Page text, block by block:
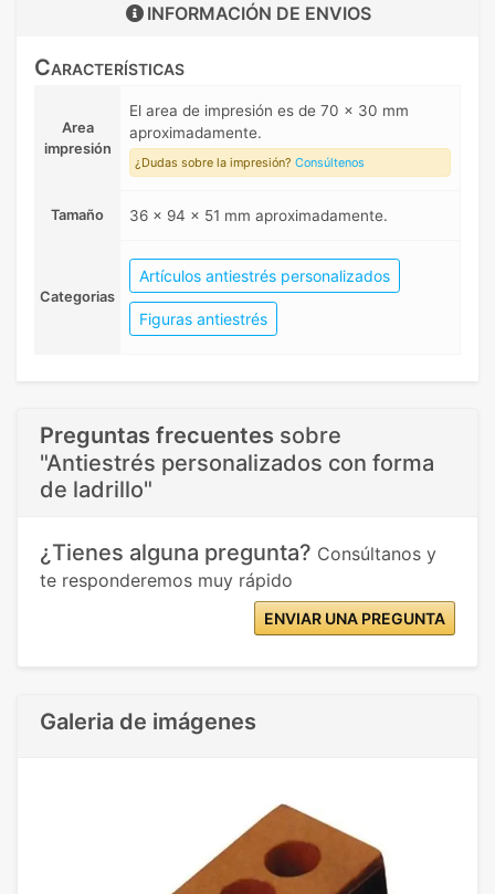
INFORMACIÓN DE ENVIOS
Características
Area
impresión
El area de impresión es de 70 x 30 mm
aproximadamente.
¿Dudas sobre la impresión? Consúltenos
Tamaño 36 x 94 x 51 mm aproximadamente.
Categorias
Artículos antiestrés personalizados
Figuras antiestrés
Preguntas frecuentes sobre
"Antiestrés personalizados con forma
de ladrillo"
¿Tienes alguna pregunta? Consúltanos y
te responderemos muy rápido
ENVIAR UNA PREGUNTA
Galeria de imágenes